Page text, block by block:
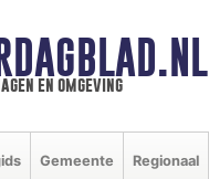
en omgeving
Gemeente Regionaal